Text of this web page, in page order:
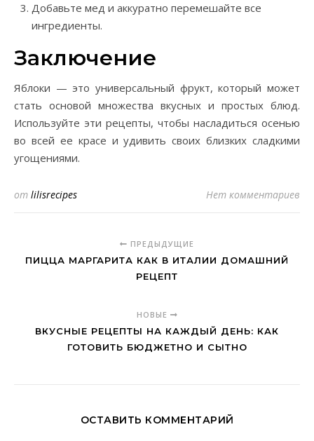
Добавьте мед и аккуратно перемешайте все
ингредиенты.
Заключение
Яблоки — это универсальный фрукт, который может
стать основой множества вкусных и простых блюд.
Используйте эти рецепты, чтобы насладиться осенью
во всей ее красе и удивить своих близких сладкими
угощениями.
от lilisrecipes Нет комментариев
ПРЕДЫДУЩИЕ
ПИЦЦА МАРГАРИТА КАК В ИТАЛИИ ДОМАШНИЙ
РЕЦЕПТ
НОВЫЕ
ВКУСНЫЕ РЕЦЕПТЫ НА КАЖДЫЙ ДЕНЬ: КАК
ГОТОВИТЬ БЮДЖЕТНО И СЫТНО
ОСТАВИТЬ КОММЕНТАРИЙ